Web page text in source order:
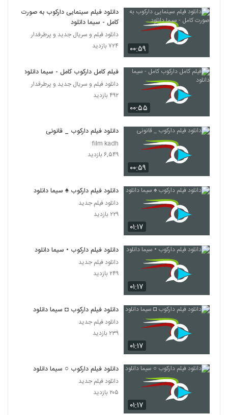
۰۰:۵۹
دانلود فیلم سینمایی دارکوب به صورت
کامل - سیما دانلود
دانلود فیلم و سریال جدید و پرطرفدار
۷۲۴ بازدید
۰۰:۵۵
فیلم کامل دارکوب کامل - سیما دانلود
دانلود فیلم و سریال جدید و پرطرفدار
۴۹۲ بازدید
۰۰:۵۹
دانلود فیلم دارکوب _ قانونی
film kadh
۶,۵۴۹ بازدید
۰۱:۱۷
دانلود فیلم دارکوب ♠ سیما دانلود
دانلود فیلم جدید
۲۲۹ بازدید
۰۱:۱۷
دانلود فیلم دارکوب • سیما دانلود
دانلود فیلم جدید
۲۴۹ بازدید
۰۱:۱۷
دانلود فیلم دارکوب ◘ سیما دانلود
دانلود فیلم جدید
۲۳۹ بازدید
۰۱:۱۷
دانلود فیلم دارکوب ○ سیما دانلود
دانلود فیلم جدید
۲۰۵ بازدید